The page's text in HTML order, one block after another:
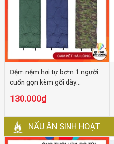
Đệm nệm hơi tự bơm 1 người
cuốn gọn kèm gối dày...
130.000₫
NẤU ĂN SINH HOẠT